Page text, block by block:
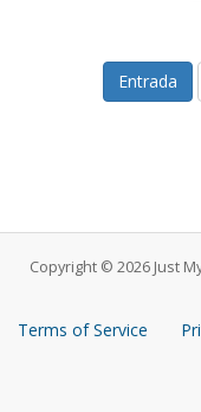
Copyright © 2026 Just
Terms of Service